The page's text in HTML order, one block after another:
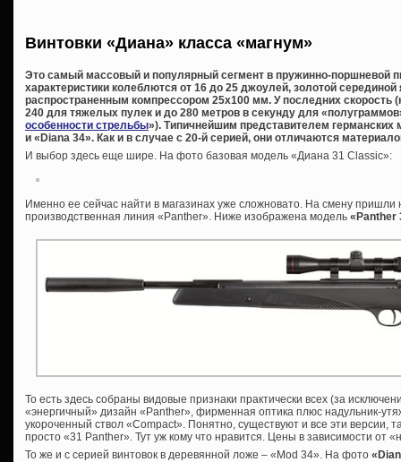
Винтовки «Диана» класса «магнум»
Это самый массовый и популярный сегмент в пружинно-поршневой
характеристики колеблются от 16 до 25 джоулей, золотой
распространенным компрессором 25х100 мм. У последних скорость
240 для тяжелых пулек и до 280 метров в секунду для
особенности стрельбы»). Типичнейшим представителем германских
и «Diana 34». Как и в случае с 20-й серией, они отличаются
И выбор здесь еще шире. На фото базовая модель «Диана 31 Classic»:
Именно ее сейчас найти в магазинах уже сложновато. На смену пришли
производственная линия «Panther». Ниже изображена модель «Panther
То есть здесь собраны видовые признаки практически всех (за
«энергичный» дизайн «Panther», фирменная оптика плюс надульник-
укороченный ствол «Compact». Понятно, существуют и все эти версии,
просто «31 Panther». Тут уж кому что нравится. Цены в зависимости от
То же и с серией винтовок в деревянной ложе – «Mod 34». На фото